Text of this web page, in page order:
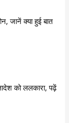
जानें क्या हुई बात
को ललकारा, पढ़ें